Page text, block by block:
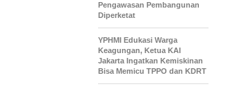
Pengawasan Pembangunan
Diperketat
YPHMI Edukasi Warga
Keagungan, Ketua KAI
Jakarta Ingatkan Kemiskinan
Bisa Memicu TPPO dan KDRT